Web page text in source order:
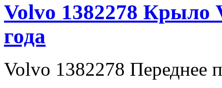
Volvo 1382278 Крыло
года
Volvo 1382278 Переднее